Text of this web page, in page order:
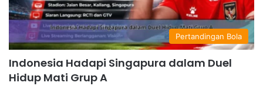
Pertandingan Bola
Indonesia Hadapi Singapura dalam Duel
Hidup Mati Grup A